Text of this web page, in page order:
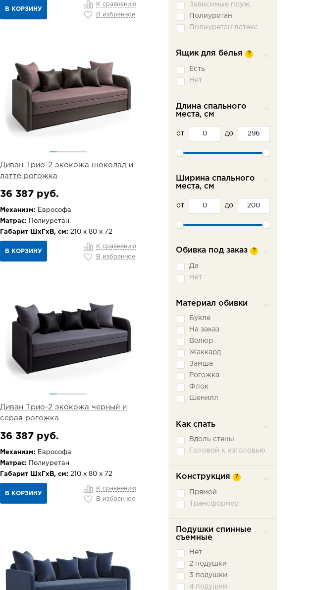
В КОРЗИНУ
К сравнению
В избранное
Диван Трио-2 экокожа шоколад и
латте рогожка
36 387 руб.
Механизм: Еврософа
Матрас: Полиуретан
Габарит ШхГхВ, см: 210 х 80 х 72
В КОРЗИНУ
К сравнению
В избранное
Диван Трио-2 экокожа черный и
серая рогожка
36 387 руб.
Механизм: Еврософа
Матрас: Полиуретан
Габарит ШхГхВ, см: 210 х 80 х 72
В КОРЗИНУ
К сравнению
В избранное
Подъемное сидение
Сабля
Трехсекционная
Седафлекс
раскладушка
Зависимые пруж.
Полиуретан
Полиуретан латекс
Ящик для белья ?
Есть
Нет
Длина спального
места, см
от до
Ширина спального
места, см
от до
Обивка под заказ ?
Да
Нет
Материал обивки
Букле
На заказ
Велюр
Жаккард
Замша
Рогожка
Флок
Шенилл
Как спать
Вдоль стены
Головой к изголовью
Конструкция ?
Прямой
Трансформер
Подушки спинные
съемные
Нет
2 подушки
3 подушки
4 подушки